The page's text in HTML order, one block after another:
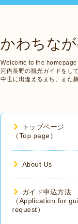
かわちな
Welcome to the
河内長野の観光ガイドをし
中世に出逢えるまち、また
トップページ
（Top page）
About Us
ガイド申込方法
（Application for
request）